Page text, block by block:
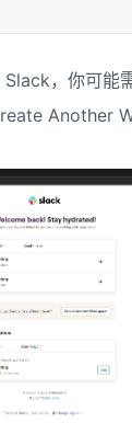
，你可能
Another